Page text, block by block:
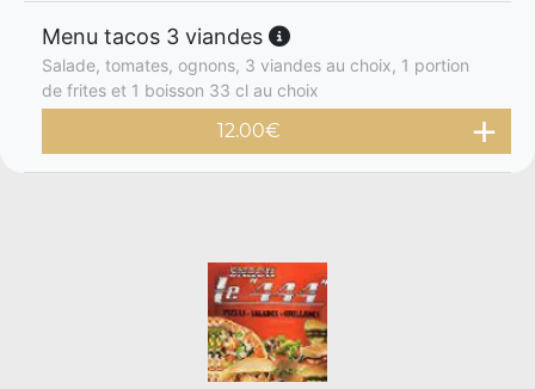
Menu tacos 3 viandes
Salade, tomates, ognons, 3 viandes au choix, 1 portion
de frites et 1 boisson 33 cl au choix
12.00€